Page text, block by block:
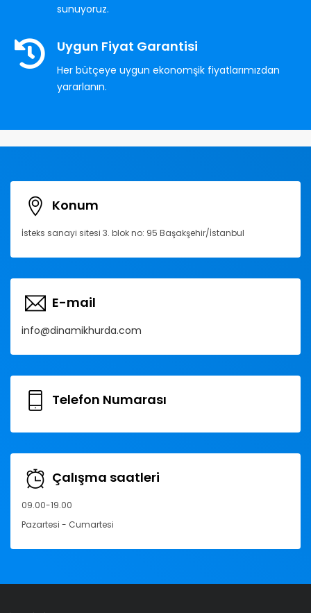
sunuyoruz.
Uygun Fiyat Garantisi
Her bütçeye uygun ekonomşik fiyatlarımızdan
yararlanın.
Konum
İsteks sanayi sitesi 3. blok no: 95 Başakşehir/İstanbul
E-mail
info@dinamikhurda.com
Telefon Numarası
Çalışma saatleri
09.00-19.00
Pazartesi - Cumartesi